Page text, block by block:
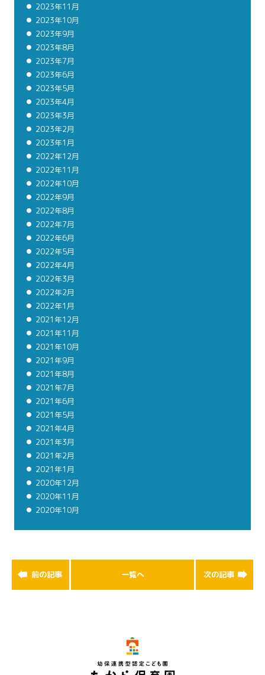
2023年11月
2023年10月
2023年9月
2023年8月
2023年7月
2023年6月
2023年5月
2023年4月
2023年3月
2023年2月
2023年1月
2022年12月
2022年11月
2022年10月
2022年9月
2022年8月
2022年7月
2022年6月
2022年5月
2022年4月
2022年3月
2022年2月
2022年1月
2021年12月
2021年11月
2021年10月
2021年9月
2021年8月
2021年7月
2021年6月
2021年5月
2021年4月
2021年3月
2021年2月
2021年1月
2020年12月
2020年11月
2020年10月
前の記事 一覧へ 次の記事